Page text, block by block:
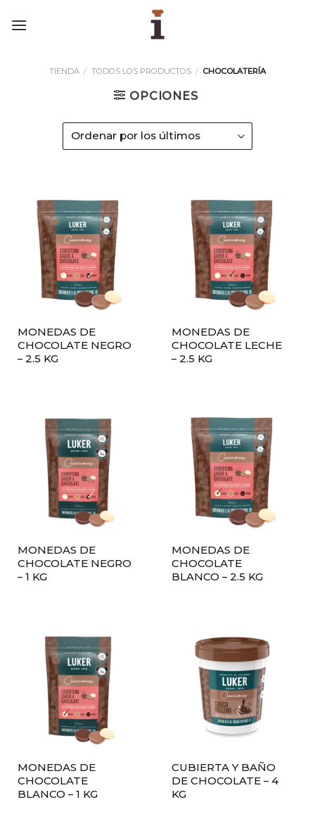
TIENDA / TODOS LOS PRODUCTOS / CHOCOLATERÍA
OPCIONES
MONEDAS DE
CHOCOLATE NEGRO
– 2.5 KG
MONEDAS DE
CHOCOLATE LECHE
– 2.5 KG
MONEDAS DE
CHOCOLATE NEGRO
– 1 KG
MONEDAS DE
CHOCOLATE
BLANCO – 2.5 KG
MONEDAS DE
CHOCOLATE
BLANCO – 1 KG
CUBIERTA Y BAÑO
DE CHOCOLATE – 4
KG